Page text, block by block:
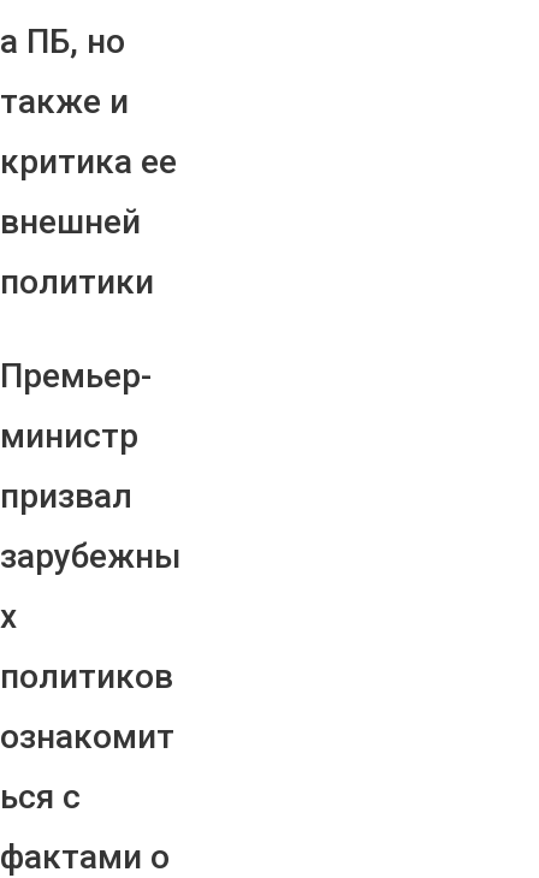
а ПБ, но
также и
критика ее
внешней
политики
Премьер-
министр
призвал
зарубежны
х
политиков
ознакомит
ься с
фактами о